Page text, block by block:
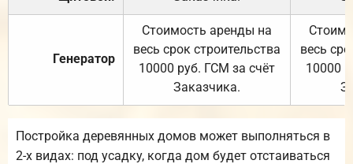
Генератор
Стоимость аренды на
весь срок строительства
10000 руб. ГСМ за счёт
Заказчика.
весь
10000
Постройка деревянных домов может выполняться в
2-х видах: под усадку, когда дом будет отстаиваться